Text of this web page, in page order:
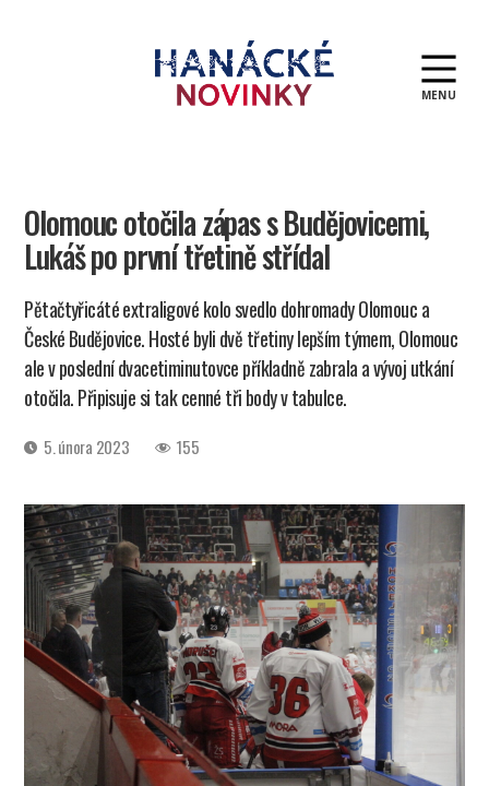
MENU
Olomouc otočila zápas s Budějovicemi,
Lukáš po první třetině střídal
Pětačtyřicáté extraligové kolo svedlo dohromady Olomouc a
České Budějovice. Hosté byli dvě třetiny lepším týmem, Olomouc
ale v poslední dvacetiminutovce příkladně zabrala a vývoj utkání
otočila. Připisuje si tak cenné tři body v tabulce.
Datum5. února 2023 155